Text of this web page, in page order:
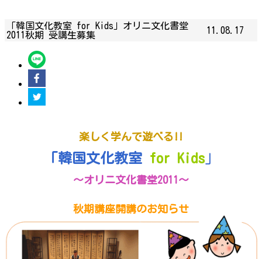
「韓国文化教室 for Kids」オリニ文化書堂
2011秋期 受講生募集
11.08.17
楽しく学んで遊べる!!
「韓国文化教室for Kids」
～オリニ文化書堂2011～
秋期講座開講のお知らせ